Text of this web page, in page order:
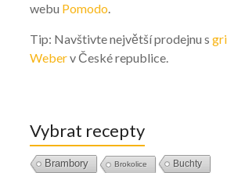
webu Pomodo.
Tip: Navštivte největší prodejnu s
Weberv České republice.
Vybrat recepty
Brambory Brokolice Buchty